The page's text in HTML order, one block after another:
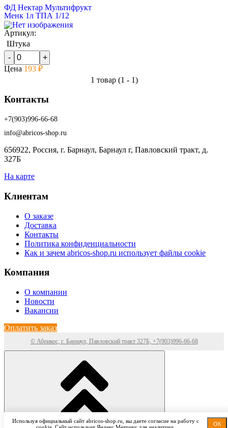
ФД Нектар Мультифрукт
Менк 1л ТПА 1/12
Артикул:
Штука
Цена 193 ₽
1 товар (1 - 1)
Контакты
+7(903)996-66-68
info@abricos-shop.ru
656922, Россия, г. Барнаул, Барнаул г, Павловский тракт, д.
327Б
На карте
Клиентам
О заказе
Доставка
Контакты
Политика конфиденциальности
Как и зачем abricos-shop.ru использует файлы cookie
Компания
О компании
Новости
Вакансии
Оплатить заказ
© Абрикос, г. Барнаул, Павловский тракт 327Б, +7(903)996-66-68
Используя официальный сайт abricos-shop.ru, вы даете согласие на работу с
ОК